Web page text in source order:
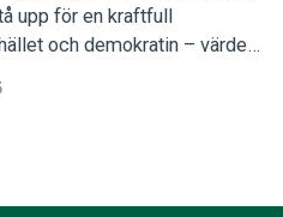
upp för en kraftfull
och demokratin – värden